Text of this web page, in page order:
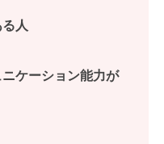
人
ケーション能力が